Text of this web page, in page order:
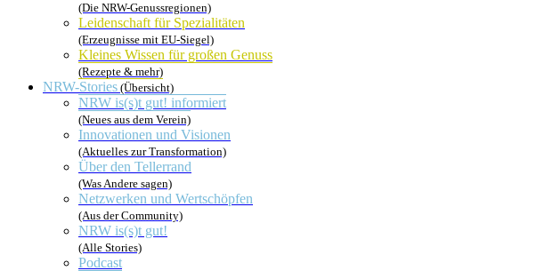
(Die NRW-Genussregionen)
Leidenschaft für Spezialitäten
(Erzeugnisse mit EU-Siegel)
Kleines Wissen für großen Genuss
(Rezepte & mehr)
NRW-Stories (Übersicht)
NRW is(s)t gut! informiert
(Neues aus dem Verein)
Innovationen und Visionen
(Aktuelles zur Transformation)
Über den Tellerrand
(Was Andere sagen)
Netzwerken und Wertschöpfen
(Aus der Community)
NRW is(s)t gut!
(Alle Stories)
Podcast